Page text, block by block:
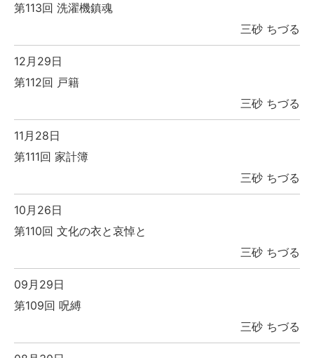
第113回 洗濯機鎮魂
三砂 ちづる
12月29日
第112回 戸籍
三砂 ちづる
11月28日
第111回 家計簿
三砂 ちづる
10月26日
第110回 文化の衣と哀悼と
三砂 ちづる
09月29日
第109回 呪縛
三砂 ちづる